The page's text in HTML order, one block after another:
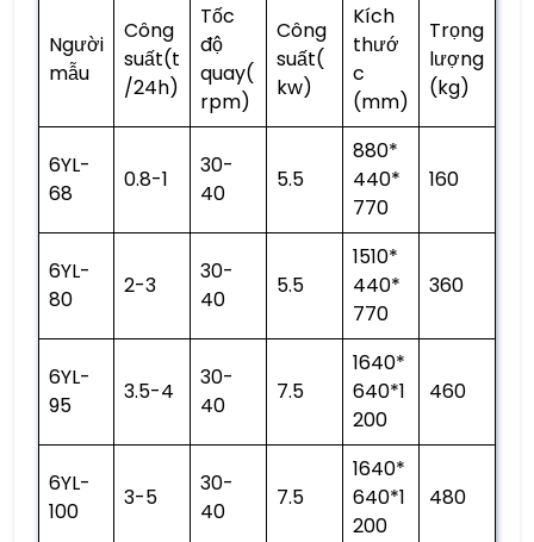
Người
mẫu
Công
suất(t
/24h)
Tốc
độ
quay(
rpm)
Công
suất(
kw)
Kích
thướ
c
(mm)
Trọng
lượng
(kg)
6YL-
68
0.8-1
30-
40
5.5
880*
440*
770
160
6YL-
80
2-3
30-
40
5.5
1510*
440*
770
360
6YL-
95
3.5-4
30-
40
7.5
1640*
640*1
200
460
6YL-
100
3-5
30-
40
7.5
1640*
640*1
200
480